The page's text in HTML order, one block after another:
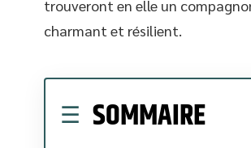
trouveront en elle un
charmant et résilient.
SOMMAIRE